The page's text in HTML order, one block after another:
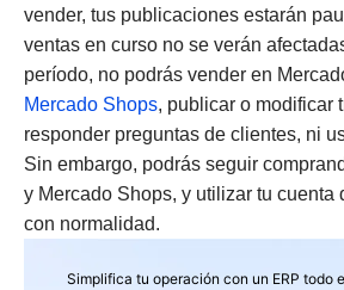
vender, tus publicaciones estarán
ventas en curso no se verán
período, no podrás vender en
Mercado Shops, publicar o modificar
responder preguntas de clientes, ni
Sin embargo, podrás seguir
y Mercado Shops, y utilizar tu cuenta
con normalidad.
Simplifica tu operación con un ERP todo